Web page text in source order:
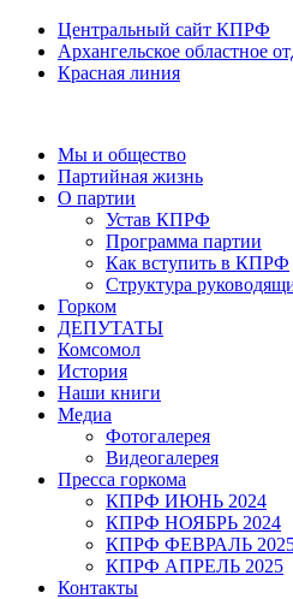
Центральный сайт КПРФ
Архангельское областное
Красная линия
Мы и общество
Партийная жизнь
О партии
Устав КПРФ
Программа партии
Как вступить в КПРФ
Структура
Горком
ДЕПУТАТЫ
Комсомол
История
Наши книги
Медиа
Фотогалерея
Видеогалерея
Пресса горкома
КПРФ ИЮНЬ 2024
КПРФ НОЯБРЬ 2024
КПРФ ФЕВРАЛЬ
КПРФ АПРЕЛЬ 2025
Контакты